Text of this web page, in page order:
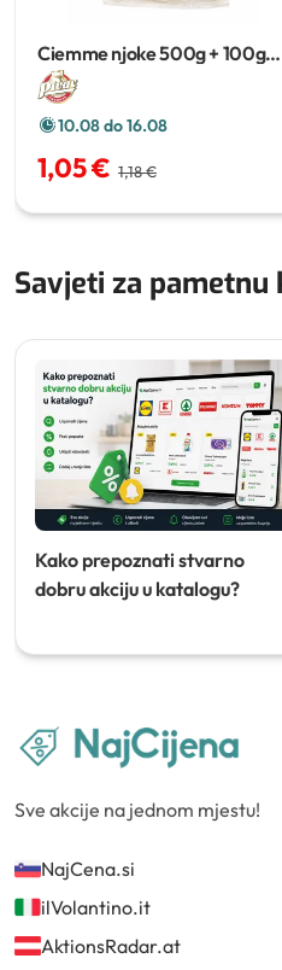
Ciemme njoke500g + 100g
gratis
10.08 do 16.08
1,05 € 1,18 €
Savjeti za pametnu
Kako prepoznati stvarno
dobru akciju u katalogu?
Sve akcije na jednom mjestu!
NajCena.si
ilVolantino.it
AktionsRadar.at